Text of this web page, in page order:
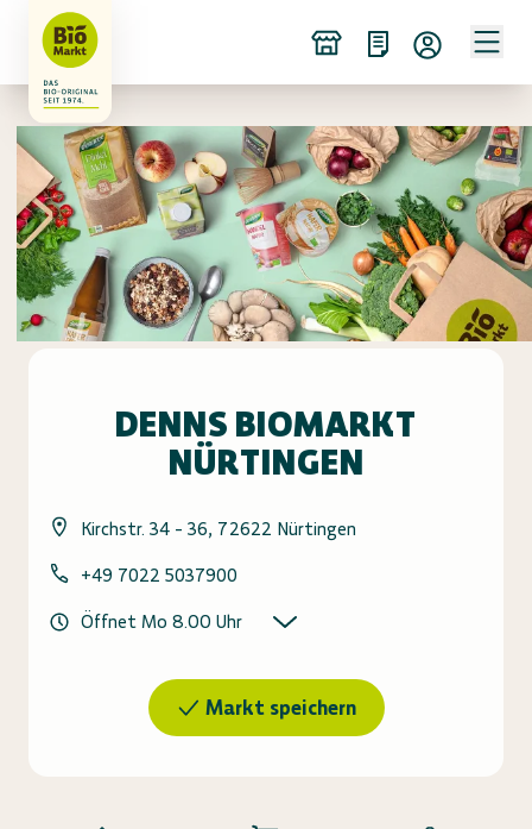
DENNS BIOMARKT
NÜRTINGEN
Kirchstr. 34 - 36, 72622 Nürtingen
+49 7022 5037900
Öffnet Mo 8.00 Uhr
Markt speichern